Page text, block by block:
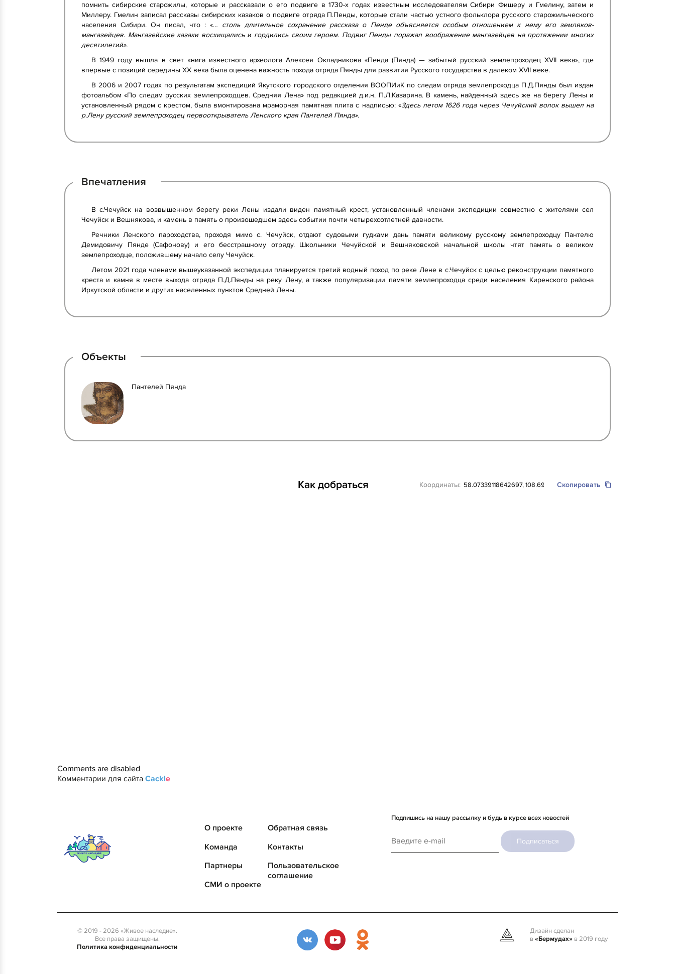
помнить сибирские старожилы, которые и рассказали о его подвиге в 1730-х годах известным исследователям Сибири Фишеру и Гмелину, затем и
Миллеру. Гмелин записал рассказы сибирских казаков о подвиге отряда П.Пенды, которые стали частью устного фольклора русского старожильческого
населения Сибири. Он писал, что : «… столь длительное сохранение рассказа о Пенде объясняется особым отношением к нему его земляков-
мангазейцев. Мангазейские казаки восхищались и гордились своим героем. Подвиг Пенды поражал воображение мангазейцев на протяжении многих
десятилетий».
В 1949 году вышла в свет книга известного археолога Алексея Окладникова «Пенда (Пянда) — забытый русский землепроходец XVII века», где
впервые с позиций середины XX века была оценена важность похода отряда Пянды для развития Русского государства в далеком XVII веке.
В 2006 и 2007 годах по результатам экспедиций Якутского городского отделения ВООПИиК по следам отряда землепроходца П.Д.Пянды был издан
фотоальбом «По следам русских землепроходцев. Средняя Лена» под редакцией д.и.н. П.Л.Казаряна. В камень, найденный здесь же на берегу Лены и
установленный рядом с крестом, была вмонтирована мраморная памятная плита с надписью: «Здесь летом 1626 года через Чечуйский волок вышел на
р.Лену русский землепроходец первооткрыватель Ленского края Пантелей Пянда».
Впечатления
В с.Чечуйск на возвышенном берегу реки Лены издали виден памятный крест, установленный членами экспедиции совместно с жителями сел
Чечуйск и Вешнякова, и камень в память о произошедшем здесь событии почти четырехсотлетней давности.
Речники Ленского пароходства, проходя мимо с. Чечуйск, отдают судовыми гудками дань памяти великому русскому землепроходцу Пантелю
Демидовичу Пянде (Сафонову) и его бесстрашному отряду. Школьники Чечуйской и Вешняковской начальной школы чтят память о великом
землепроходце, положившему начало селу Чечуйск.
Летом 2021 года членами вышеуказанной экспедиции планируется третий водный поход по реке Лене в с.Чечуйск с целью реконструкции памятного
креста и камня в месте выхода отряда П.Д.Пянды на реку Лену, а также популяризации памяти землепроходца среди населения Киренского района
Иркутской области и других населенных пунктов Средней Лены.
Объекты
Пантелей Пянда
Координаты: Скопировать
Как добраться
Comments are disabled
Комментарии для сайта Cackle
О проекте
Команда
Партнеры
СМИ о проекте
Обратная связь
Контакты
Пользовательское
соглашение
Подпишись на нашу рассылку и будь в курсе всех новостей
Подписаться
© 2019 - 2026 «Живое наследие».
Все права защищены.
Политика конфиденциальности
Дизайн сделан
в«Бермудах» в 2019 году